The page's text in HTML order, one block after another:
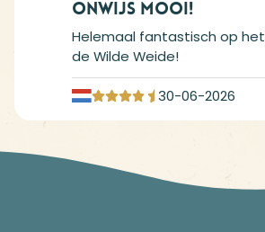
Onwijs mooi!
Helemaal fantastisch op
de Wilde Weide!
30-06-2026